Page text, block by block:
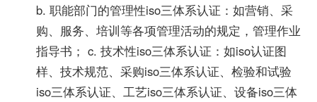
b. 职能部门的管理性iso三体系认证：如营销、采
购、服务、培训等各项管理活动的规定，管理作业
指导书； c. 技术性iso三体系认证：如iso认证图
样、技术规范、采购iso三体系认证、检验和试验
iso三体系认证、工艺iso三体系认证、设备iso三体